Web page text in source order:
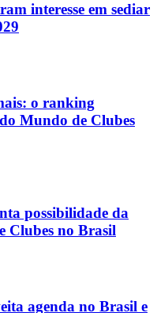
interesse em sediar
o ranking
Mundo de Clubes
possibilidade da
Clubes no Brasil
agenda no Brasil e